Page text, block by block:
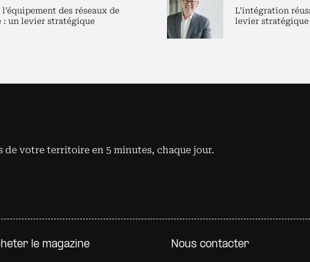
des réseaux de
: un levier stratégique
L’intégration
levier
de votre territoire en 5 minutes, chaque jour.
de page
le magazine Nous contacter